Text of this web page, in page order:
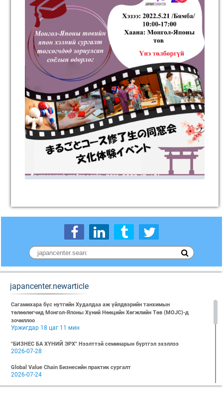
japancenter.newarticle
Сагамихара бүс нутгийн Худалдаа аж үйлдвэрийн танхимын
төлөөлөгчид Монгол-Японы Хүний Нөөцийн Хөгжлийн Төв (MOJC)-д
зочиллоо
Уржигдар 18 цаг 11 мин
"БИЗНЕС БА ХҮНИЙ ЭРХ" Нээлттэй семинарын бүртгэл эхэллээ
2026-07-28
Global Value Chain Бизнесийн практик сургалт
2026-07-24